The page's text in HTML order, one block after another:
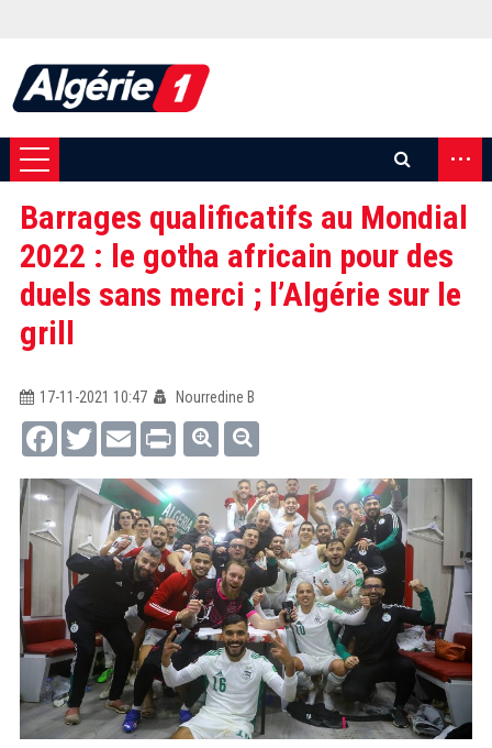
...
Barrages qualificatifs au Mondial
2022 : le gotha africain pour des
duels sans merci ; l’Algérie sur le
grill
17-11-2021 10:47
Nourredine B
FacebookTwitterEmail Print